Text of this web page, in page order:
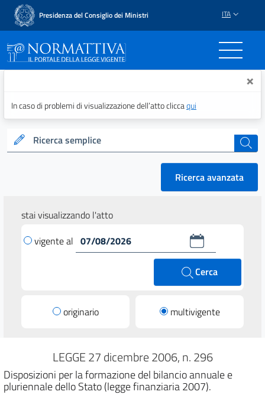
Presidenza del Consiglio dei Ministri ITA
Normattiva - Il portale ×
In caso di problemi di visualizzazione dell’atto cliccaqui
Ricerca semplice cerca
Ricerca avanzata
stai visualizzando l'atto
vigente al
Cerca
originario multivigente
LEGGE 27 dicembre 2006, n. 296
Disposizioni per la formazione del bilancio annuale e
pluriennale dello Stato (legge finanziaria 2007).